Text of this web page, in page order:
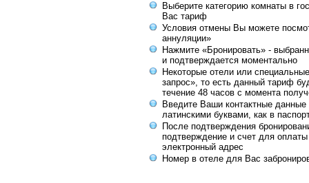
Выберите категорию комнаты в
Вас тариф
Условия отмены Вы можете
аннуляции»
Нажмите «Бронировать» -
и подтверждается моментально
Некоторые отели или
запрос», то есть данный тариф
течение 48 часов с момента
Введите Ваши контактные данные
латинскими буквами, как в
После подтверждения
подтверждение и счет для
электронный адрес
Номер в отеле для Вас